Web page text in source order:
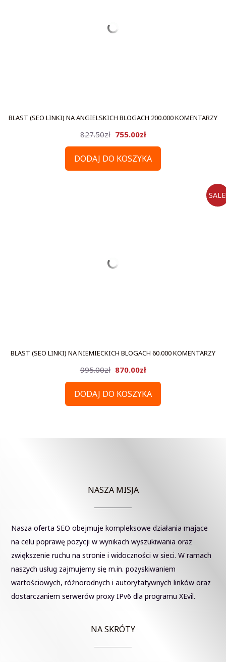
BLAST (SEO LINKI) NA ANGIELSKICH BLOGACH 200.000 KOMENTARZY
827.50zł Pierwotna
cena
755.00złAktualna
cena
DODAJ DO KOSZYKA
BLAST (SEO LINKI) NA NIEMIECKICH BLOGACH 60.000 KOMENTARZY
995.00zł Pierwotna
cena
870.00złAktualna
cena
DODAJ DO KOSZYKA
NASZA MISJA
Nasza oferta SEO obejmuje kompleksowe działania mające
na celu poprawę pozycji w wynikach wyszukiwania oraz
zwiększenie ruchu na stronie i widoczności w sieci. W ramach
naszych usług zajmujemy się m.in. pozyskiwaniem
wartościowych, różnorodnych i autorytatywnych linków oraz
dostarczaniem serwerów proxy IPv6 dla programu XEvil.
NA SKRÓTY